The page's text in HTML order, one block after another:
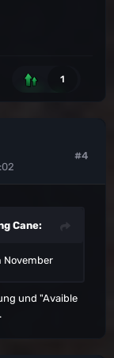
1
#4
Cane:
November
und "Avaible